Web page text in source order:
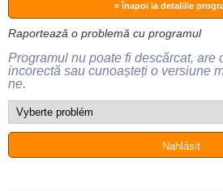
» înapoi la detaliile
Raportează o problemă cu programul
Programul nu poate fi descărcat, are
incorectă sau cunoașteți o versiune
ne.